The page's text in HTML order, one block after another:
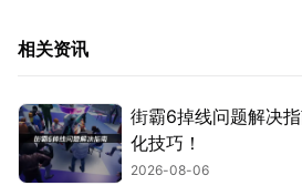
相关资讯
街霸6掉线问题解决
化技巧！
2026-08-06